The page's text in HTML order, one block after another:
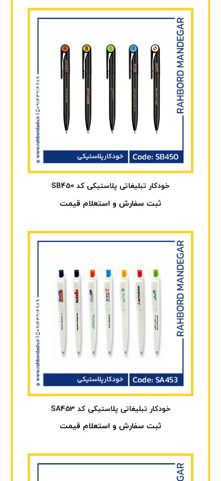
خودکار تبلیغاتی پلاستیکی کد SB450
ثبت سفارش و استعلام قیمت
خودکار تبلیغاتی پلاستیکی کد SA453
ثبت سفارش و استعلام قیمت